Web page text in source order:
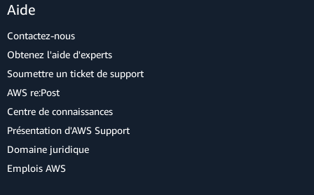
Aide
Contactez-nous
Obtenez l'aide d'experts
Soumettre un ticket de support
AWS re:Post
Centre de connaissances
Présentation d'AWS Support
Domaine juridique
Emplois AWS